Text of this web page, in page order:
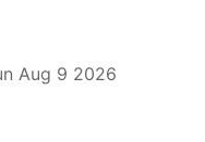
Aug 9 2026